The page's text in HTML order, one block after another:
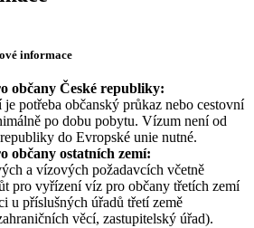
informace
občany České republiky:
potřeba občanský průkaz nebo cestovní
po dobu pobytu. Vízum není od
do Evropské unie nutné.
občany ostatních zemí:
a vízových požadavcích včetně
pro vyřízení víz pro občany třetích zemí
u příslušných úřadů třetí země
věcí, zastupitelský úřad).